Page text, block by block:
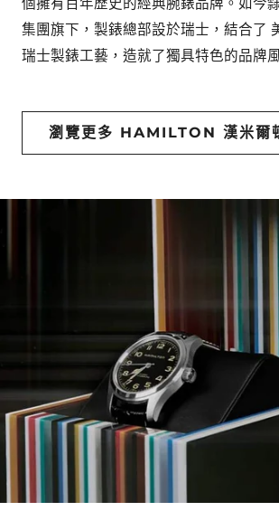
集團旗下，製錶總部設於瑞士，結合了
瑞士製錶工藝，造就了獨具特色的品牌
瀏覽更多 HAMILTON 漢米爾